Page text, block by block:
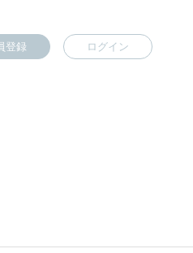
登録 ログイン